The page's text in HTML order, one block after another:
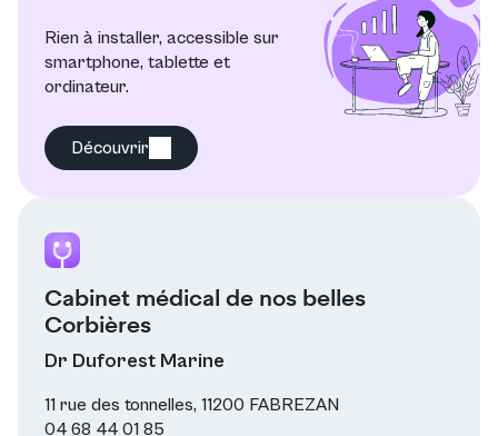
Rien à installer, accessible sur
smartphone, tablette et
ordinateur.
Découvrir
Cabinet médical de nos belles
Corbières
Dr Duforest Marine
11 rue des tonnelles, 11200 FABREZAN
04 68 44 01 85